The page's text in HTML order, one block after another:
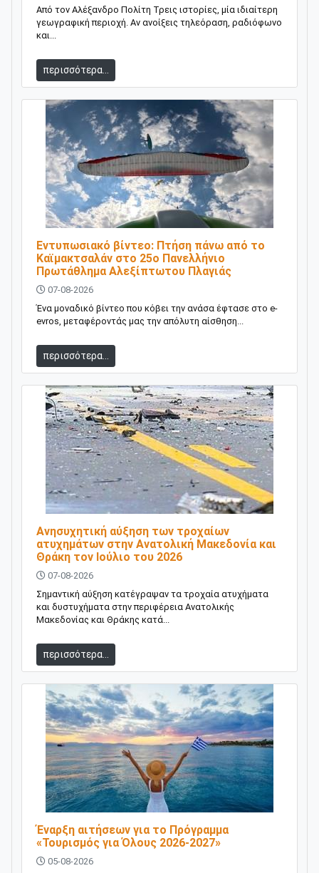
Από τον Αλέξανδρο Πολίτη Τρεις ιστορίες, μία ιδιαίτερη
γεωγραφική περιοχή. Αν ανοίξεις τηλεόραση, ραδιόφωνο
και...
περισσότερα...
​Εντυπωσιακό βίντεο: Πτήση πάνω από το
Καϊμακτσαλάν στο 25ο Πανελλήνιο
Πρωτάθλημα Αλεξίπτωτου Πλαγιάς
07-08-2026
Ένα μοναδικό βίντεο που κόβει την ανάσα έφτασε στο e-
evros, μεταφέροντάς μας την απόλυτη αίσθηση...
περισσότερα...
Ανησυχητική αύξηση των τροχαίων
ατυχημάτων στην Ανατολική Μακεδονία και
Θράκη τον Ιούλιο του 2026
07-08-2026
Σημαντική αύξηση κατέγραψαν τα τροχαία ατυχήματα
και δυστυχήματα στην περιφέρεια Ανατολικής
Μακεδονίας και Θράκης κατά...
περισσότερα...
Έναρξη αιτήσεων για το Πρόγραμμα
«Τουρισμός για Όλους 2026-2027»
05-08-2026